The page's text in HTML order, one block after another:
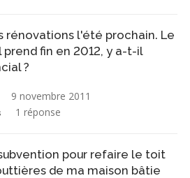
rénovations l'été prochain. Le
fin en 2012, y a-t-il
?
9 novembre 2011
1 réponse
pour refaire le toit
de ma maison bâtie